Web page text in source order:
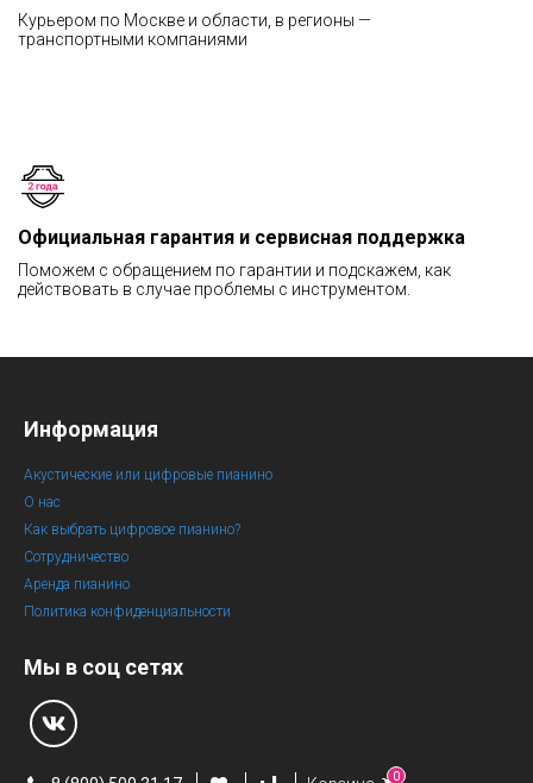
Курьером по Москве и области, в регионы —
транспортными компаниями
Официальная гарантия и сервисная поддержка
Поможем с обращением по гарантии и подскажем, как
действовать в случае проблемы с инструментом.
Информация
Акустические или цифровые пианино
О нас
Как выбрать цифровое пианино?
Сотрудничество
Аренда пианино
Политика конфиденциальности
Мы в соц сетях
0